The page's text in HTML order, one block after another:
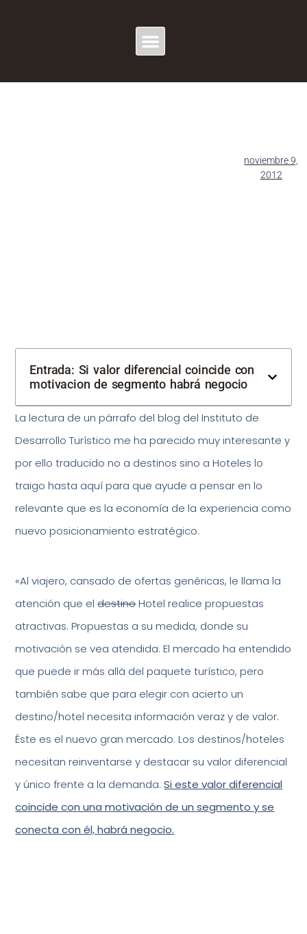
noviembre 9,
2012
Entrada: Si valor diferencial coincide con
motivacion de segmento habrá negocio
La lectura de un párrafo del blog del Instituto de
Desarrollo Turístico me ha parecido muy interesante y
por ello traducido no a destinos sino a Hoteles lo
traigo hasta aquí para que ayude a pensar en lo
relevante que es la economía de la experiencia como
nuevo posicionamiento estratégico.
«Al viajero, cansado de ofertas genéricas, le llama la
atención que eldestinoHotel realice propuestas
atractivas. Propuestas a su medida, donde su
motivación se vea atendida. El mercado ha entendido
que puede ir más allá del paquete turístico, pero
también sabe que para elegir con acierto un
destino/hotel necesita información veraz y de valor.
Éste es el nuevo gran mercado. Los destinos/hoteles
necesitan reinventarse y destacar su valor diferencial
y único frente a la demanda.Si este valor diferencial
coincide con una motivación de un segmento y se
conecta con él, habrá negocio.